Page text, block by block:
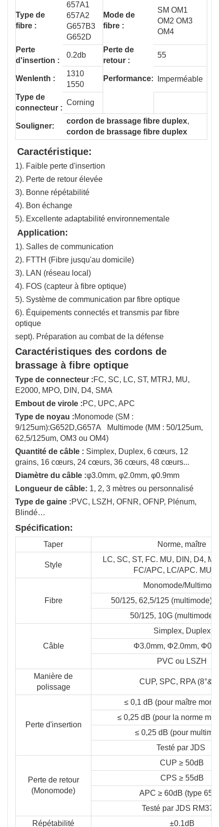
Type de
fibre :
657A1
657A2
G657B3
G652D
Mode de
fibre :
SM OM1
OM2 OM3
OM4
Perte
d'insertion :
0.2db
Perte de
retour :
55
Wenlenth :
1310
1550
Performance: Imperméable
Type de
connecteur :
Corning
Souligner:
cordon de brassage fibre duplex,
cordon de brassage fibre duplex
Caractéristique:
1). Faible perte d'insertion
2). Perte de retour élevée
3). Bonne répétabilité
4). Bon échange
5). Excellente adaptabilité environnementale
Application:
1). Salles de communication
2). FTTH (Fibre jusqu'au domicile)
3). LAN (réseau local)
4). FOS (capteur à fibre optique)
5). Système de communication par fibre optique
6). Équipements connectés et transmis par fibre
optique
sept). Préparation au combat de la défense
Caractéristiques des cordons de
brassage à fibre optique
Type de connecteur :FC, SC, LC, ST, MTRJ, MU,
E2000, MPO, DIN, D4, SMA
Embout de virole :PC, UPC, APC
Type de noyau :Monomode (SM :
9/125um):G652D,G657A Multimode (MM : 50/125um,
62,5/125um, OM3 ou OM4)
Quantité de câble : Simplex, Duplex, 6 cœurs, 12
grains, 16 cœurs, 24 cœurs, 36 cœurs, 48 ​​cœurs...
Diamètre du câble :φ3.0mm, φ2.0mm, φ0.9mm
Longueur de câble: 1, 2, 3 mètres ou personnalisé
Type de gaine :PVC, LSZH, OFNR, OFNP, Plénum, ​​
Blindé…
Spécification:
Taper Norme, maître
Style
LC, SC, ST, FC. MU, DIN, D4,
FC/APC, LC/APC. MU/
Fibre
Monomode/
50/125, 62,5/125 (multimode)
50/125, 10G (multimode)
Câble
Simplex, Duplex
Φ3.0mm, Φ2.0mm,
PVC ou LSZH
Manière de
polissage
CUP, SPC, RPA (8°&
Perte d'insertion
≤ 0,1 dB (pour maître
≤ 0,25 dB (pour la norme
≤ 0,25 dB (pour
Testé par JDS
Perte de retour
(Monomode)
CUP ≥ 50dB
CPS ≥ 55dB
APC ≥ 60dB (type
Testé par JDS
Répétabilité
±0.1dB